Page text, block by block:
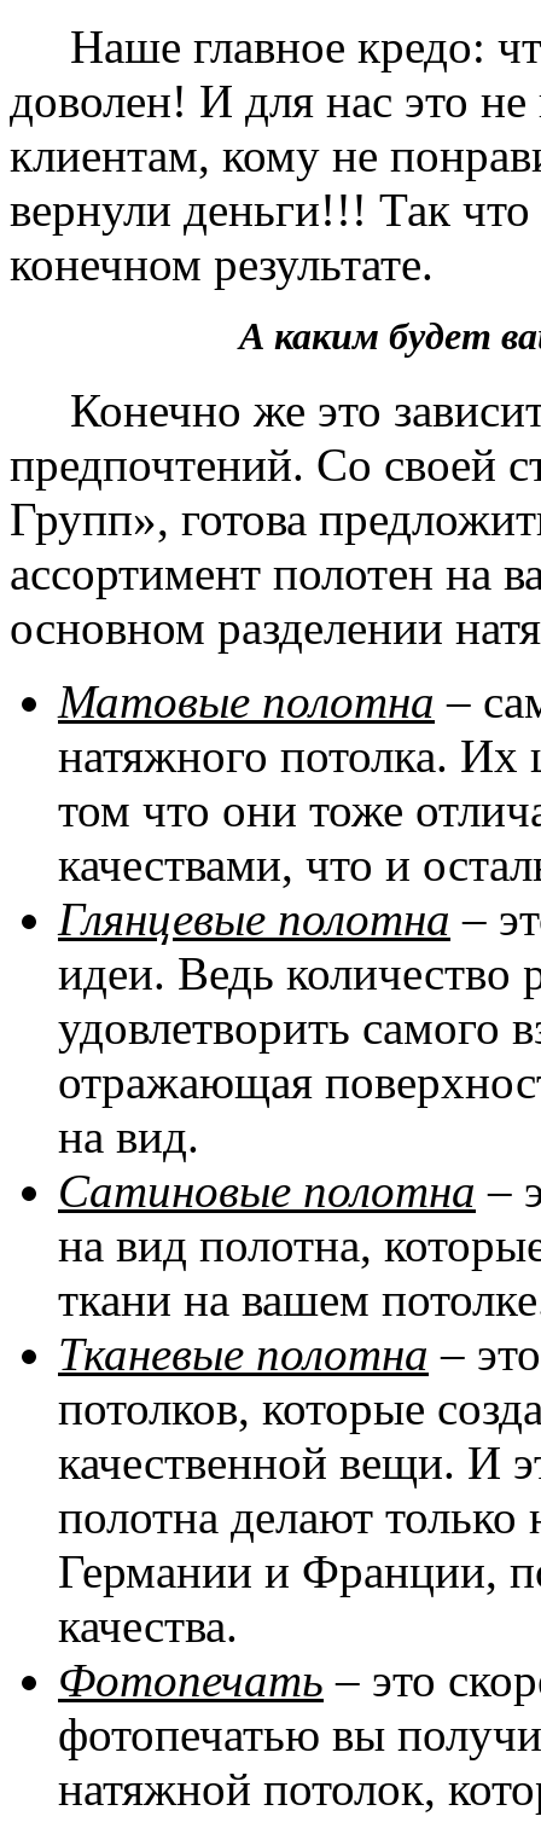
Наше главное кредо:
доволен! И для нас это
клиентам, кому не
вернули деньги!!! Так
конечном результате.
А каким будет
Конечно же это
предпочтений. Со своей
Групп», готова
ассортимент полотен на
основном разделении
Матовые полотна –
натяжного потолка. Их
том что они тоже
качествами, что и
Глянцевые полотна –
идеи. Ведь количество
удовлетворить самого
отражающая
на вид.
Сатиновые полотна –
на вид полотна,
ткани на вашем
Тканевые полотна –
потолков, которые
качественной вещи. И
полотна делают
Германии и Франции,
качества.
Фотопечать – это
фотопечатью вы
натяжной потолок,